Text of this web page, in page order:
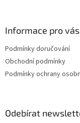
Informace pro vás
Podmínky doručování
Obchodní podmínky
Podmínky ochrany
Odebírat